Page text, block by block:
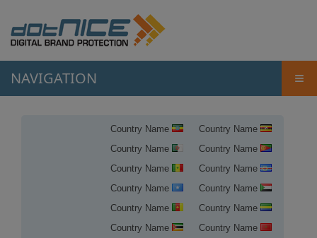
NAVIGATION ≡
Country Name
Country Name
Country Name
Country Name
Country Name
Country Name
Country Name
Country Name
Country Name
Country Name
Country Name
Country Name